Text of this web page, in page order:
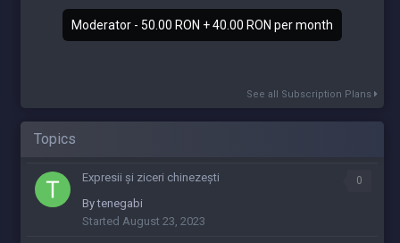
Moderator - 50.00 RON + 40.00 RON per month
See all Subscription Plans
Topics
0
Expresii și ziceri chinezești
Bytenegabi
Started August 23, 2023